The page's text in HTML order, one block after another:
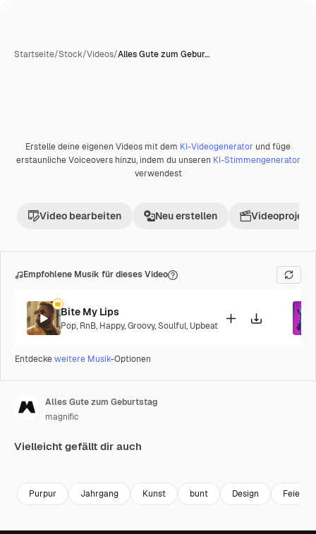
Startseite/Stock/Videos/Alles Gute zum Gebur…
Erstelle deine eigenen Videos mit dem KI-Videogenerator und füge
erstaunliche Voiceovers hinzu, indem du unseren KI-Stimmengenerator
verwendest
Video bearbeiten Neu erstellen Videoprojekt
Empfohlene Musik für dieses Video
Bite My Lips
Pop, RnB, Happy,Groovy,Soulful, Upbeat
Entdeckeweitere Musik-Optionen
Alles Gute zum Geburtstag
magnific
Vielleicht gefällt dir auch
Purpur Jahrgang Kunst bunt Design Feier